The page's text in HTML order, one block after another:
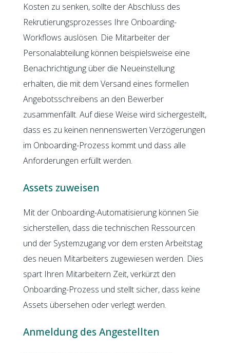
Kosten zu senken, sollte der Abschluss des
Rekrutierungsprozesses Ihre Onboarding-
Workflows auslösen. Die Mitarbeiter der
Personalabteilung können beispielsweise eine
Benachrichtigung über die Neueinstellung
erhalten, die mit dem Versand eines formellen
Angebotsschreibens an den Bewerber
zusammenfällt. Auf diese Weise wird sichergestellt,
dass es zu keinen nennenswerten Verzögerungen
im Onboarding-Prozess kommt und dass alle
Anforderungen erfüllt werden.
Assets zuweisen
Mit der Onboarding-Automatisierung können Sie
sicherstellen, dass die technischen Ressourcen
und der Systemzugang vor dem ersten Arbeitstag
des neuen Mitarbeiters zugewiesen werden. Dies
spart Ihren Mitarbeitern Zeit, verkürzt den
Onboarding-Prozess und stellt sicher, dass keine
Assets übersehen oder verlegt werden.
Anmeldung des Angestellten